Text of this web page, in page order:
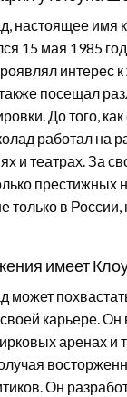
настоящее имя
15 мая 1985
интерес
посещал
До того,
работал на
и театрах. За
престижных
только в России,
имеет
может
карьере.
аренах и
Он